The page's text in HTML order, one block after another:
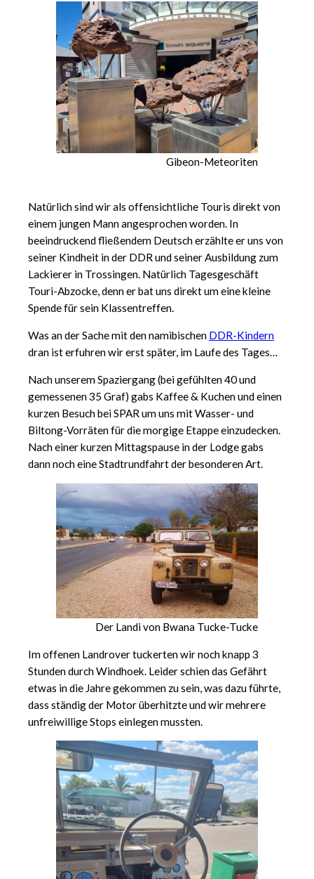
Gibeon-Meteoriten
Natürlich sind wir als offensichtliche Touris direkt von
einem jungen Mann angesprochen worden. In
beeindruckend fließendem Deutsch erzählte er uns von
seiner Kindheit in der DDR und seiner Ausbildung zum
Lackierer in Trossingen. Natürlich Tagesgeschäft
Touri-Abzocke, denn er bat uns direkt um eine kleine
Spende für sein Klassentreffen.
Was an der Sache mit den namibischen DDR-Kindern
dran ist erfuhren wir erst später, im Laufe des Tages…
Nach unserem Spaziergang (bei gefühlten 40 und
gemessenen 35 Graf) gabs Kaffee & Kuchen und einen
kurzen Besuch bei SPAR um uns mit Wasser- und
Biltong-Vorräten für die morgige Etappe einzudecken.
Nach einer kurzen Mittagspause in der Lodge gabs
dann noch eine Stadtrundfahrt der besonderen Art.
Der Landi von Bwana Tucke-Tucke
Im offenen Landrover tuckerten wir noch knapp 3
Stunden durch Windhoek. Leider schien das Gefährt
etwas in die Jahre gekommen zu sein, was dazu führte,
dass ständig der Motor überhitzte und wir mehrere
unfreiwillige Stops einlegen mussten.